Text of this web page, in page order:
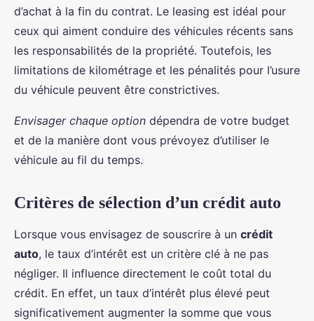
d’achat à la fin du contrat. Le leasing est idéal pour
ceux qui aiment conduire des véhicules récents sans
les responsabilités de la propriété. Toutefois, les
limitations de kilométrage et les pénalités pour l’usure
du véhicule peuvent être constrictives.
Envisager chaque option dépendra de votre budget
et de la manière dont vous prévoyez d’utiliser le
véhicule au fil du temps.
Critères de sélection d’un crédit auto
Lorsque vous envisagez de souscrire à un crédit
auto, le taux d’intérêt est un critère clé à ne pas
négliger. Il influence directement le coût total du
crédit. En effet, un taux d’intérêt plus élevé peut
significativement augmenter la somme que vous